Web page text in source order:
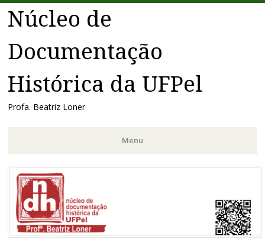
Núcleo de
Documentação
Histórica da UFPel
Profa. Beatriz Loner
Menu
Pular
para
conteúdo